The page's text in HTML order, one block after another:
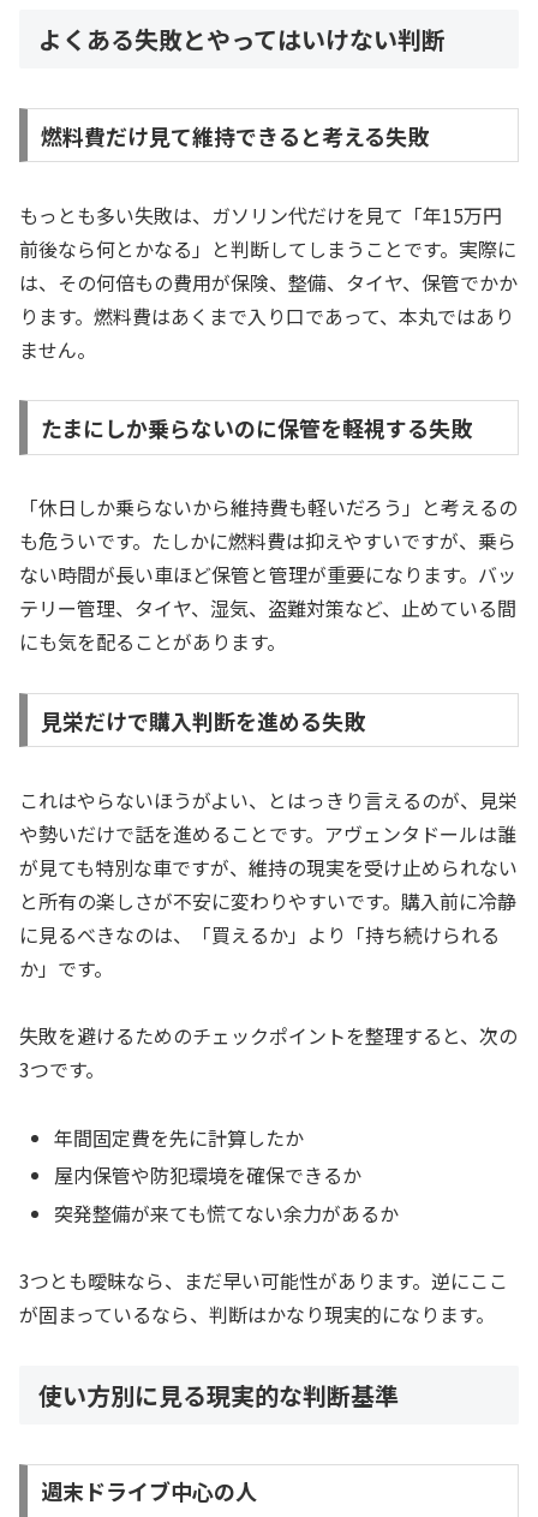
よくある失敗とやってはいけない判断
燃料費だけ見て維持できると考える失敗
もっとも多い失敗は、ガソリン代だけを見て「年15万円
前後なら何とかなる」と判断してしまうことです。実際に
は、その何倍もの費用が保険、整備、タイヤ、保管でかか
ります。燃料費はあくまで入り口であって、本丸ではあり
ません。
たまにしか乗らないのに保管を軽視する失敗
「休日しか乗らないから維持費も軽いだろう」と考えるの
も危ういです。たしかに燃料費は抑えやすいですが、乗ら
ない時間が長い車ほど保管と管理が重要になります。バッ
テリー管理、タイヤ、湿気、盗難対策など、止めている間
にも気を配ることがあります。
見栄だけで購入判断を進める失敗
これはやらないほうがよい、とはっきり言えるのが、見栄
や勢いだけで話を進めることです。アヴェンタドールは誰
が見ても特別な車ですが、維持の現実を受け止められない
と所有の楽しさが不安に変わりやすいです。購入前に冷静
に見るべきなのは、「買えるか」より「持ち続けられる
か」です。
失敗を避けるためのチェックポイントを整理すると、次の
3つです。
年間固定費を先に計算したか
屋内保管や防犯環境を確保できるか
突発整備が来ても慌てない余力があるか
3つとも曖昧なら、まだ早い可能性があります。逆にここ
が固まっているなら、判断はかなり現実的になります。
使い方別に見る現実的な判断基準
週末ドライブ中心の人